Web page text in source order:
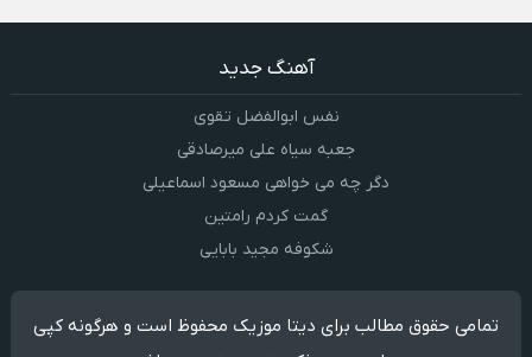
آهنگ جدید
نفس ابوالفضل تقوی
جعبه سیاه علی میرصادقی
دگر چه می خواهی مسعود اسماعیلی
گمت کردم رامتین
شکوفه مجید بابایی
تمامی حقوق مطالب برای دیتا موزیک محفوظ است و هرگونه کپی